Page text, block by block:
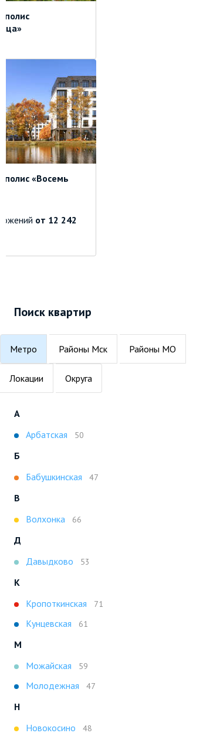
«Восемь
от 12 242
Поиск квартир
Метро Районы Мск Районы МО
Локации Округа
А
Арбатская
50
Б
Бабушкинская
47
В
Волхонка
66
Д
Давыдково
53
К
Кропоткинская
71
Кунцевская 61
М
Можайская
59
Молодежная 47
Н
Новокосино
48